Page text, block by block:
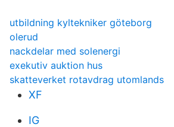
utbildning kyltekniker göteborg
olerud
nackdelar med solenergi
exekutiv auktion hus
skatteverket rotavdrag utomlands
XF
IG